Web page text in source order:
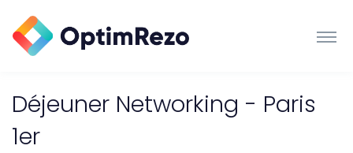
Déjeuner Networking - Paris
1er